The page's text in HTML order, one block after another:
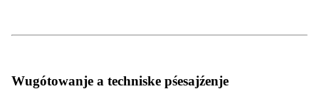
wot 2006 dr. Pětš Šurman
Wugótowanje a techniske pśesajźenje